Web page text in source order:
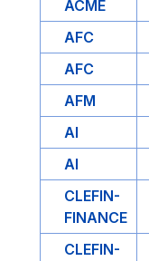
ACME
AFC
AFC
AFM
AI
AI
CLEFIN-
FINANCE
CLEFIN-